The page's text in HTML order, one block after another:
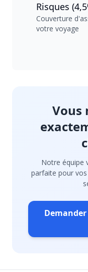
Risques
Couverture
votre voyage
Vous
Notre équipe
parfaite pour